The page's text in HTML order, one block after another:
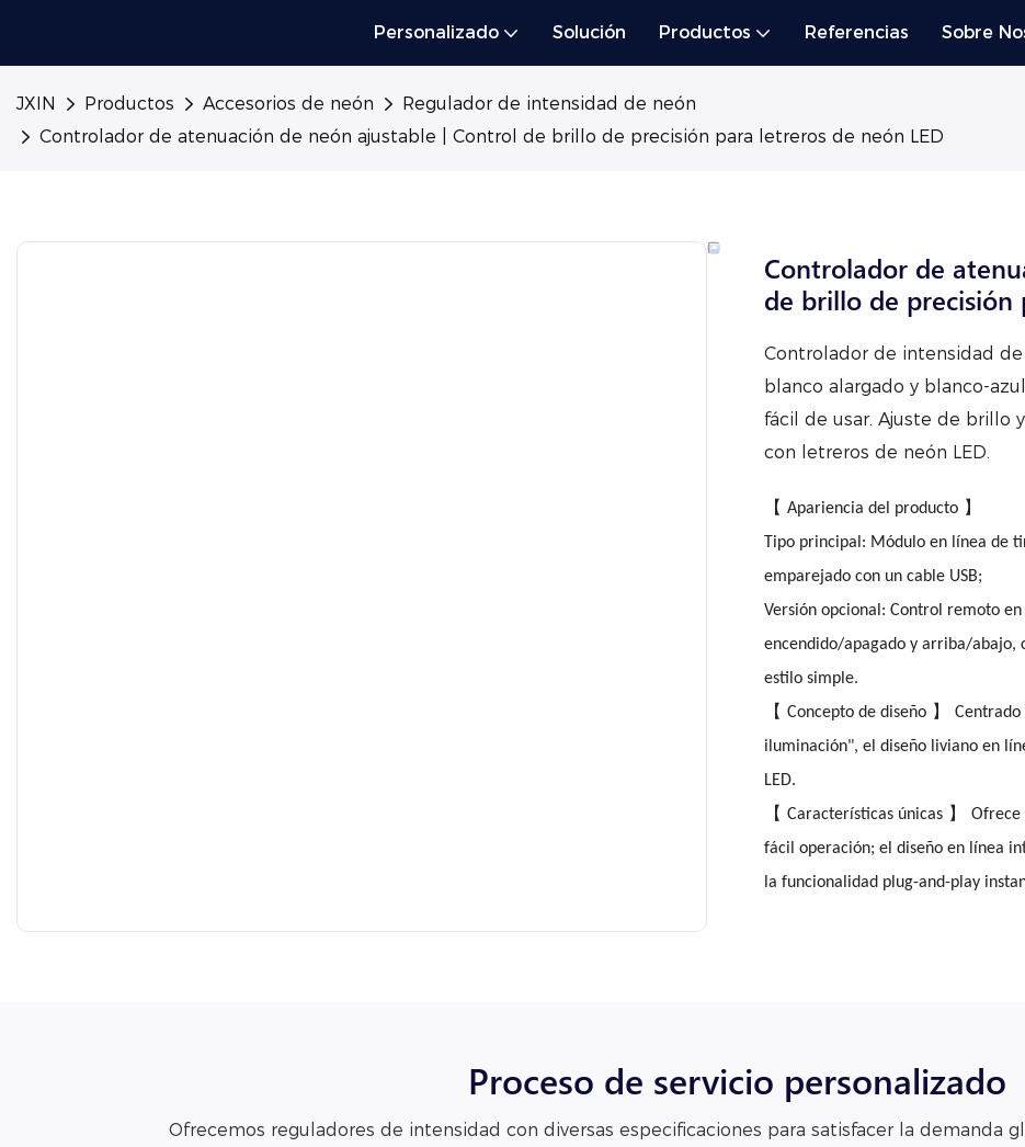
Personalizado Solución Productos Referencias Sobre
JXIN Productos Accesorios de neón
Regulador de intensidad de neón
Controlador de atenuación de neón ajustable | Control de brillo de precisión para letreros de neón LED
Controlador de
de brillo de precisión
Controlador de intensidad
blanco alargado y blanco-
fácil de usar. Ajuste de brillo
con letreros de neón LED.
【 Apariencia del producto 】
Tipo principal: Módulo en línea de
emparejado con un cable USB;
Versión opcional: Control remoto
encendido/apagado y arriba/abajo,
estilo simple.
【 Concepto de diseño 】
iluminación", el diseño liviano en
LED.
【 Características únicas 】
Ofrece
fácil operación; el diseño en línea
la funcionalidad plug-and-play
Proceso de servicio personalizado
Ofrecemos reguladores de intensidad con diversas especificaciones para satisfacer la demanda